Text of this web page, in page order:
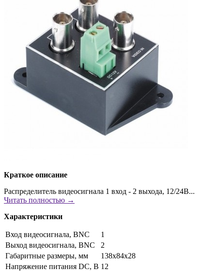
Краткое описание
Распределитель видеосигнала 1 вход - 2 выхода, 12/24В...
Читать полностью →
Характеристики
Вход видеосигнала, BNC
1
Выход видеосигнала, BNC
2
Габаритные размеры, мм
138х84х28
Напряжение питания DC, В 12